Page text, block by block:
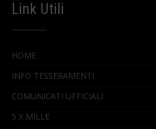
Link Utili
HOME
INFO TESSERAMENTI
COMUNICATI UFFICIALI
5 X MILLE